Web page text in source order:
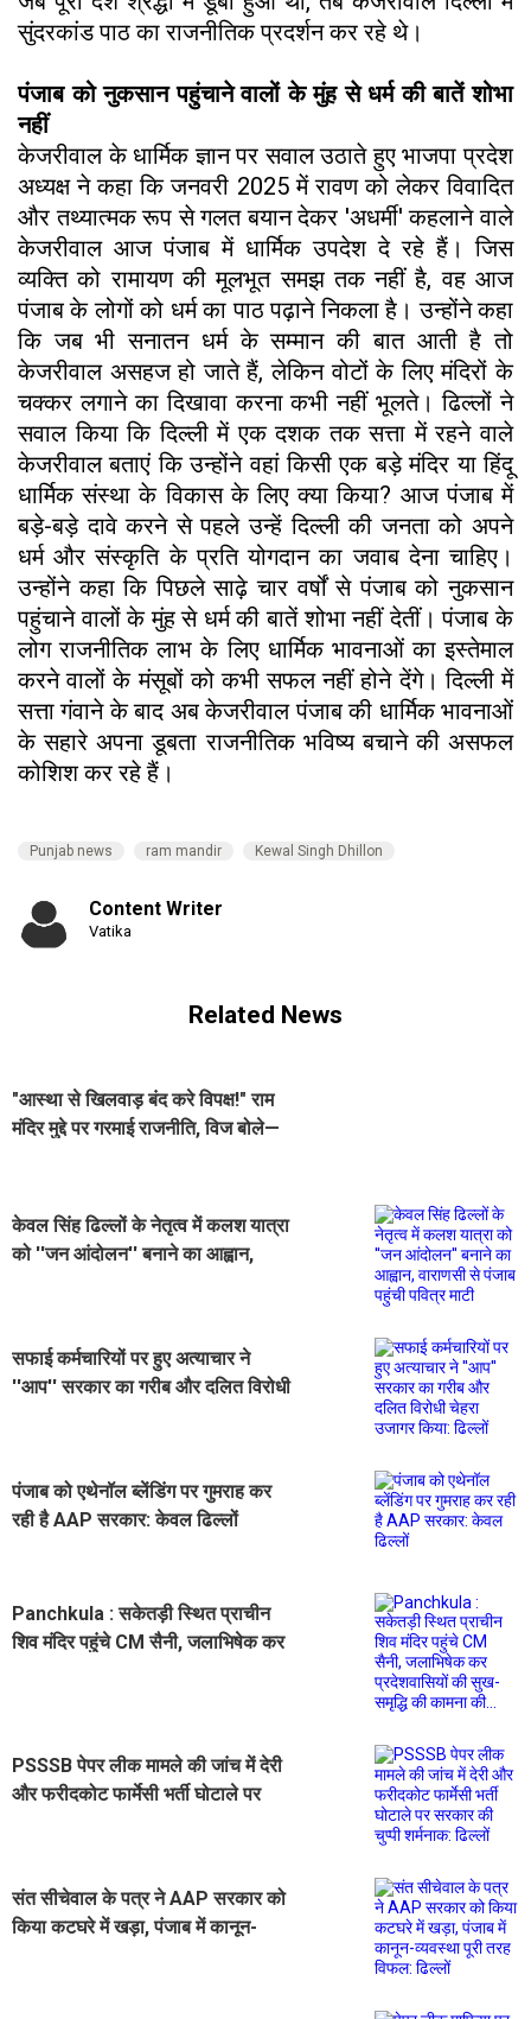
सुंदरकांड पाठ का राजनीतिक प्रदर्शन कर रहे थे।
पंजाब को नुकसान पहुंचाने वालों के मुंह से धर्म की बातें शोभा
नहीं
केजरीवाल के धार्मिक ज्ञान पर सवाल उठाते हुए भाजपा प्रदेश
अध्यक्ष ने कहा कि जनवरी 2025 में रावण को लेकर विवादित
और तथ्यात्मक रूप से गलत बयान देकर 'अधर्मी' कहलाने वाले
केजरीवाल आज पंजाब में धार्मिक उपदेश दे रहे हैं। जिस
व्यक्ति को रामायण की मूलभूत समझ तक नहीं है, वह आज
पंजाब के लोगों को धर्म का पाठ पढ़ाने निकला है। उन्होंने कहा
कि जब भी सनातन धर्म के सम्मान की बात आती है तो
केजरीवाल असहज हो जाते हैं, लेकिन वोटों के लिए मंदिरों के
चक्कर लगाने का दिखावा करना कभी नहीं भूलते। ढिल्लों ने
सवाल किया कि दिल्ली में एक दशक तक सत्ता में रहने वाले
केजरीवाल बताएं कि उन्होंने वहां किसी एक बड़े मंदिर या हिंदू
धार्मिक संस्था के विकास के लिए क्या किया? आज पंजाब में
बड़े-बड़े दावे करने से पहले उन्हें दिल्ली की जनता को अपने
धर्म और संस्कृति के प्रति योगदान का जवाब देना चाहिए।
उन्होंने कहा कि पिछले साढ़े चार वर्षों से पंजाब को नुकसान
पहुंचाने वालों के मुंह से धर्म की बातें शोभा नहीं देतीं। पंजाब के
लोग राजनीतिक लाभ के लिए धार्मिक भावनाओं का इस्तेमाल
करने वालों के मंसूबों को कभी सफल नहीं होने देंगे। दिल्ली में
सत्ता गंवाने के बाद अब केजरीवाल पंजाब की धार्मिक भावनाओं
के सहारे अपना डूबता राजनीतिक भविष्य बचाने की असफल
कोशिश कर रहे हैं।
Punjab news ram mandir Kewal Singh Dhillon
Content Writer
Vatika
Related News
"आस्था से खिलवाड़ बंद करे विपक्ष!" राम
मंदिर मुद्दे पर गरमाई राजनीति, विज बोले—
केवल सिंह ढिल्लों के नेतृत्व में कलश यात्रा
को ''जन आंदोलन'' बनाने का आह्वान,
सफाई कर्मचारियों पर हुए अत्याचार ने
''आप'' सरकार का गरीब और दलित विरोधी
पंजाब को एथेनॉल ब्लेंडिंग पर गुमराह कर
रही है AAP सरकार: केवल ढिल्लों
Panchkula : सकेतड़ी स्थित प्राचीन
शिव मंदिर पहुंचे CM सैनी, जलाभिषेक कर
PSSSB पेपर लीक मामले की जांच में देरी
और फरीदकोट फार्मेसी भर्ती घोटाले पर
संत सीचेवाल के पत्र ने AAP सरकार को
किया कटघरे में खड़ा, पंजाब में कानून-